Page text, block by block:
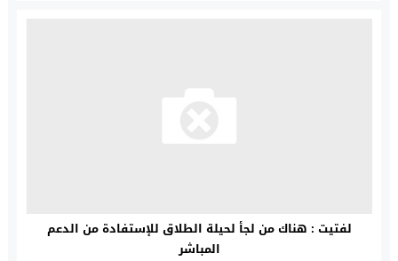
لفتيت : هناك من لجأ لحيلة الطلاق للإستفادة من الدعم
المباشر